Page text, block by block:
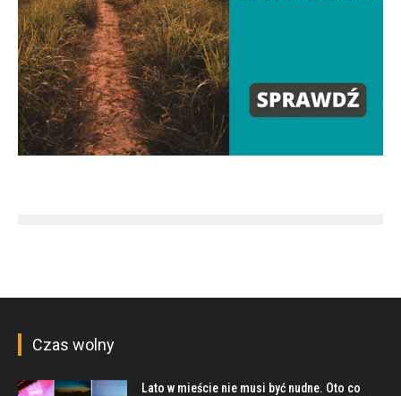
Czas wolny
Lato w mieście nie musi być nudne. Oto co